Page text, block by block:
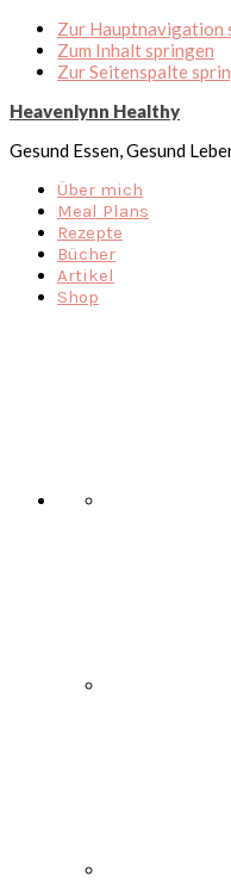
Zur Hauptnavigation
Zum Inhalt springen
Zur Seitenspalte
Heavenlynn Healthy
Gesund Essen, Gesund
Über mich
Meal Plans
Rezepte
Bücher
Artikel
Shop